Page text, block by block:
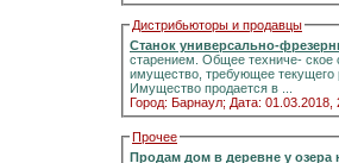
Дистрибьюторы и продавцы
Станок универсально-
старением. Общее техниче- ское
имущество, требующее текущего
Имущество продается в ...
Город: Барнаул; Дата: 01.03.2018,
Прочее
Продам дом в деревне у озера